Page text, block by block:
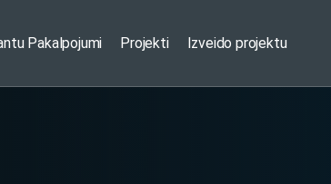
Pakalpojumi Projekti Izveido projektu